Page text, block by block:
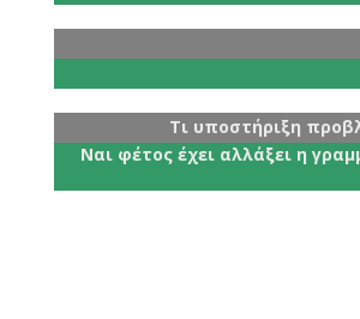
Τι υποστήριξη
Ναι φέτος έχει αλλάξει η